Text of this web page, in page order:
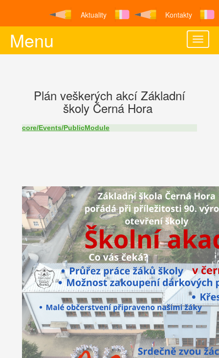
Aktuality Kontakty
Toggle
Menu
Plán veškerých akcí Základní
školy Černá Hora
core/Events/PublicModule